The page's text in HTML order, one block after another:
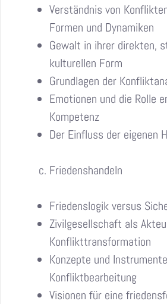
Verständnis von
Formen und Dynamiken
Gewalt in ihrer direkten,
kulturellen Form
Grundlagen der
Emotionen und die Rolle
Kompetenz
Der Einfluss der eigenen
Friedenshandeln
Friedenslogik versus
Zivilgesellschaft als
Konflikttransformation
Konzepte und
Konfliktbearbeitung
Visionen für eine